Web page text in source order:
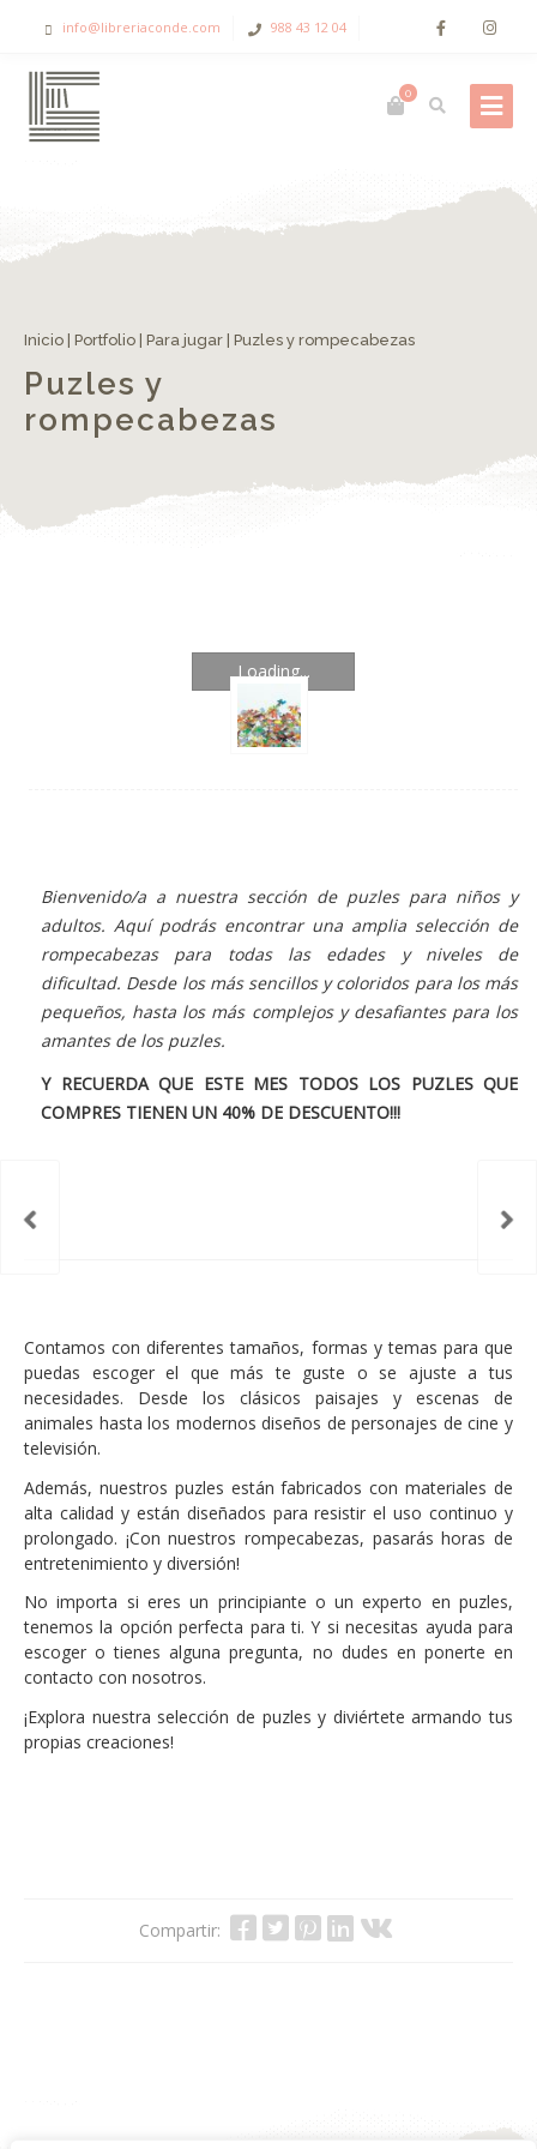
info@libreriaconde.com 988 43 12 04
0
Inicio Portfolio Para jugar Puzles y rompecabezas
Puzles y
rompecabezas
Loading...
Bienvenido/a a nuestra sección de puzles para niños y
adultos. Aquí podrás encontrar una amplia selección de
rompecabezas para todas las edades y niveles de
dificultad. Desde los más sencillos y coloridos para los más
pequeños, hasta los más complejos y desafiantes para los
amantes de los puzles.
Y RECUERDA QUE ESTE MES TODOS LOS PUZLES QUE
COMPRES TIENEN UN 40% DE DESCUENTO!!!
Contamos con diferentes tamaños, formas y temas para que
puedas escoger el que más te guste o se ajuste a tus
necesidades. Desde los clásicos paisajes y escenas de
animales hasta los modernos diseños de personajes de cine y
televisión.
Además, nuestros puzles están fabricados con materiales de
alta calidad y están diseñados para resistir el uso continuo y
prolongado. ¡Con nuestros rompecabezas, pasarás horas de
entretenimiento y diversión!
No importa si eres un principiante o un experto en puzles,
tenemos la opción perfecta para ti. Y si necesitas ayuda para
escoger o tienes alguna pregunta, no dudes en ponerte en
contacto con nosotros.
¡Explora nuestra selección de puzles y diviértete armando tus
propias creaciones!
Compartir: